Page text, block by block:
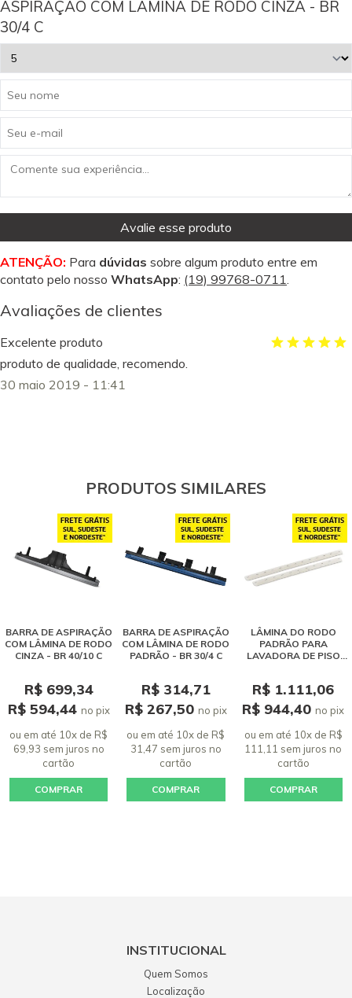
ASPIRAÇÃO COM LÂMINA DE RODO CINZA - BR
30/4 C
Avalie esse produto
ATENÇÃO: Para dúvidas sobre algum produto entre em
contato pelo nosso WhatsApp: (19) 99768-0711.
Avaliações de clientes
Excelente produto
produto de qualidade, recomendo.
30 maio 2019 - 11:41
PRODUTOS SIMILARES
BARRA DE ASPIRAÇÃO
COM LÂMINA DE RODO
CINZA - BR 40/10 C
R$ 699,34
R$ 594,44 no pix
ou em até 10x de R$
69,93 sem juros no
cartão
COMPRAR
BARRA DE ASPIRAÇÃO
COM LÂMINA DE RODO
PADRÃO - BR 30/4 C
R$ 314,71
R$ 267,50 no pix
ou em até 10x de R$
31,47 sem juros no
cartão
COMPRAR
LÂMINA DO RODO
PADRÃO PARA
LAVADORA DE PISO
R$ 1.111,06
R$ 944,40no pix
ou em até 10x de R$
111,11 sem jurosno
cartão
COMPRAR
INSTITUCIONAL
Quem Somos
Localização